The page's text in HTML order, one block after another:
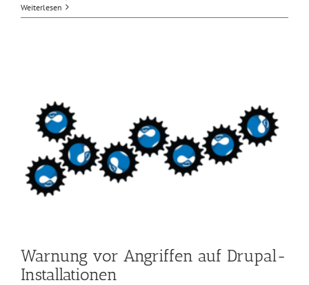
Werkzeugkästen
Weiterlesen
Warnung vor Angriffen auf Drupal-
Installationen